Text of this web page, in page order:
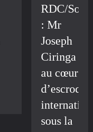
RDC/
: Mr
Joseph
Ciringa
au cœur
sous la